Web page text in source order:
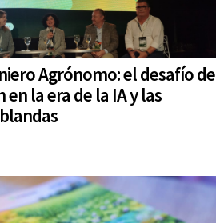
Agrónomo: el desafío de
la era de la IA y las